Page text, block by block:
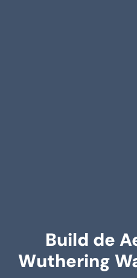
Build de
Wuthering